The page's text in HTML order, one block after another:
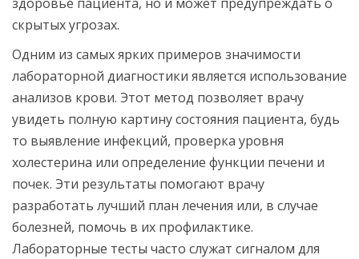
скрытых угрозах.
Одним из самых ярких примеров значимости
лабораторной диагностики является использование
анализов крови. Этот метод позволяет врачу
увидеть полную картину состояния пациента, будь
то выявление инфекций, проверка уровня
холестерина или определение функции печени и
почек. Эти результаты помогают врачу
разработать лучший план лечения или, в случае
болезней, помочь в их профилактике.
Лабораторные тесты часто служат сигналом для